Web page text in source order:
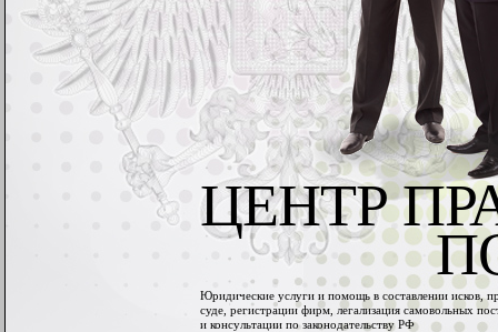
ЦЕНТР
Юридические услуги и помощь в составлении исков,
суде, регистрации фирм, легализация самовольных
и консультации по законодательству РФ